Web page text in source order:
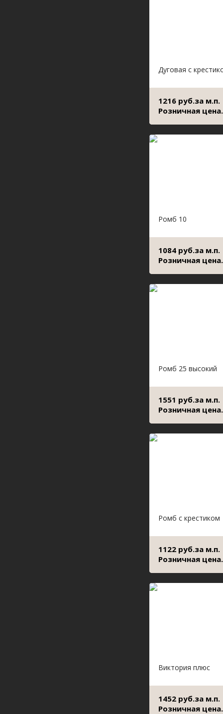
Дуговая с
1216 руб.за м.п.
Розничная цена.
Ромб 10
1084 руб.за м.п.
Розничная цена.
Ромб 25 высокий
1551 руб.за м.п.
Розничная цена.
Ромб с крестиком
1122 руб.за м.п.
Розничная цена.
Виктория плюс
1452 руб.за м.п.
Розничная цена.